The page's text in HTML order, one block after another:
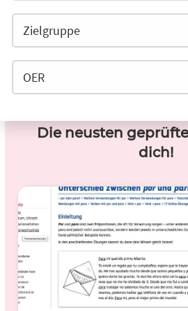
Die neusten
dich!